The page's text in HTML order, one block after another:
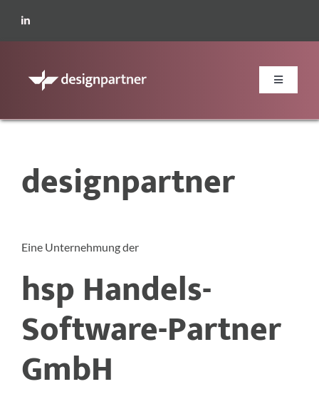
Inhalt
springen
Toggle
Leistungen
designpartner
Eine Unternehmung der
hsp Handels-
Software-Partner
GmbH